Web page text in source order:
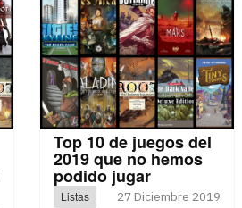
Top 10 de juegos del
2019 que no hemos
podido jugar
Listas
27 Diciembre 2019